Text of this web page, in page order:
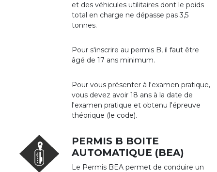
et des véhicules utilitaires dont le poids
total en charge ne dépasse pas 3,5
tonnes.
Pour s'inscrire au permis B, il faut être
âgé de 17 ans minimum.
Pour vous présenter à l'examen pratique,
vous devez avoir 18 ans à la date de
l'examen pratique et obtenu l'épreuve
théorique (le code).
PERMIS B BOITE
AUTOMATIQUE (BEA)
Le Permis BEA permet de conduire un